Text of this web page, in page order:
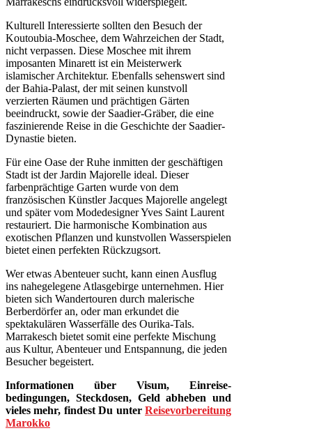
Kulturell Interessierte sollten den Besuch der
Koutoubia-Moschee, dem Wahrzeichen der Stadt,
nicht verpassen. Diese Moschee mit ihrem
imposanten Minarett ist ein Meisterwerk
islamischer Architektur. Ebenfalls sehenswert sind
der Bahia-Palast, der mit seinen kunstvoll
verzierten Räumen und prächtigen Gärten
beeindruckt, sowie der Saadier-Gräber, die eine
faszinierende Reise in die Geschichte der Saadier-
Dynastie bieten.
Für eine Oase der Ruhe inmitten der geschäftigen
Stadt ist der Jardin Majorelle ideal. Dieser
farbenprächtige Garten wurde von dem
französischen Künstler Jacques Majorelle angelegt
und später vom Modedesigner Yves Saint Laurent
restauriert. Die harmonische Kombination aus
exotischen Pflanzen und kunstvollen Wasserspielen
bietet einen perfekten Rückzugsort.
Wer etwas Abenteuer sucht, kann einen Ausflug
ins nahegelegene Atlasgebirge unternehmen. Hier
bieten sich Wandertouren durch malerische
Berberdörfer an, oder man erkundet die
spektakulären Wasserfälle des Ourika-Tals.
Marrakesch bietet somit eine perfekte Mischung
aus Kultur, Abenteuer und Entspannung, die jeden
Besucher begeistert.
Informationen über Visum, Einreise­
bedingungen, Steckdosen, Geld ab­heben und
vieles mehr, findest Du unter Reisevorbereitung
Marokko